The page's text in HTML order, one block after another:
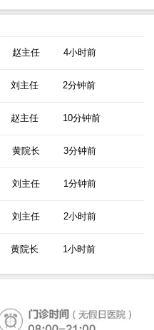
谷主任 1小时30分钟前
赵主任 4小时前
刘主任 2分钟前
赵主任 10分钟前
黄院长 3分钟前
刘主任 1分钟前
刘主任 2小时前
黄院长 1小时前
谷主任 1小时30分钟前
赵主任 4小时前